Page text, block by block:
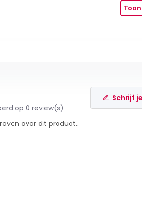
op 0 review(s)
Schrijf
over dit product..